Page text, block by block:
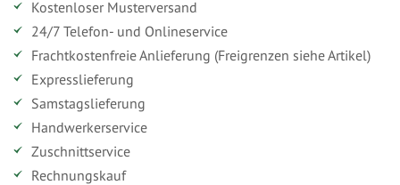
Kostenloser Musterversand
24/7 Telefon- und Onlineservice
Frachtkostenfreie Anlieferung (Freigrenzen siehe Artikel)
Expresslieferung
Samstagslieferung
Handwerkerservice
Zuschnittservice
Rechnungskauf